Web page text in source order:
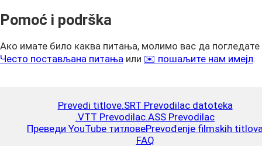
Pomoć i podrška
Ако имате било каква питања, молимо вас да погледате
Често постављана питања или ✉️ пошаљите нам имејл.
Prevedi titlove.SRT Prevodilac datoteka
.VTT Prevodilac.ASS Prevodilac
Преведи YouTube титловеPrevođenje filmskih
FAQ